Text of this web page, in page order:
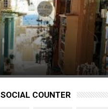
SOCIAL COUNTER